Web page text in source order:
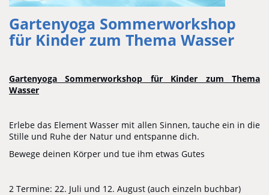
Gartenyoga Sommerworkshop
für Kinder zum Thema Wasser
Gartenyoga Sommerworkshop für Kinder zum Thema
Wasser
Erlebe das Element Wasser mit allen Sinnen, tauche ein in die
Stille und Ruhe der Natur und entspanne dich.
Bewege deinen Körper und tue ihm etwas Gutes
2 Termine: 22. Juli und 12. August (auch einzeln buchbar)